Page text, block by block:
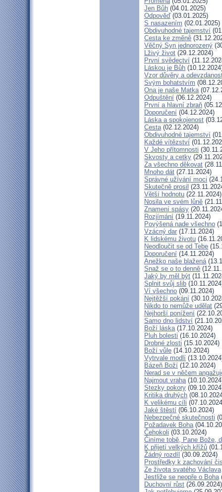
Jen Bůh (04.01.2025)
Odpověď (03.01.2025)
S nasazením (02.01.2025)
Obdivuhodné tajemství
Cesta ke změně
Věčný Syn jednorozený
Lživý život (29.12.2024)
První svědectví
Láskou je Bůh
Vzor důvěry a
Svým bohatstvím
Ona je naše Matka
Odpuštění (06.12.2024)
První a hlavní zbraň
Doporučení (04.12.2024)
Láska a spokojenost
Cesta(02.12.2024)
Obdivuhodné tajemství
Každé vítězství
V Jeho přítomnosti
Skvosty a cetky
Za všechno děkovat
Mnoho dát (27.11.2024)
Správné užívání moci
Skutečně prosil
Větší hodnotu (22.11.2024)
Nosila ve svém lůně
Znamení spásy
Rozjímání (19.11.2024)
Povýšená nade všechno
Vzácný dar (17.11.2024)
K lidskému životu
Neodloučit se od Tebe
Doporučení (14.11.2024)
Anežko naše blažená
Snaž se o to denně
Jaký by měl být
Splnit svůj slib
Ví všechno (09.11.2024)
Nejtěžší pokání
Nikdo to nemůže udělat
Nejhorší ponížení
Samo dno lidství
Boží láska(17.10.2024)
Pluh bolesti (16.10.2024)
Drobné zlosti (15.10.2024)
Boží vůle (14.10.2024)
Vytrvale modlí
Bázeň Boží (12.10.2024)
Nerad se v něčem
Najmout vraha
Stezky pokory
Kritika druhých
K velikému cíli
Jaké štěstí (06.10.2024)
Nebezpečné skutečnosti
Požadavek Boha
Čehokoli (03.10.2024)
Činíme tobě, Pane Bože,
K přijetí velkých křížů
Žádný rozdíl (30.09.2024)
Prostředky k zachování
Ze života svatého Václava
Jestliže se neopře o Boha
Duchovní růst (26.09.2024)